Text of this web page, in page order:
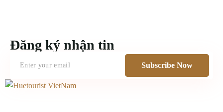
Đăng ký nhận tin
Subscribe Now